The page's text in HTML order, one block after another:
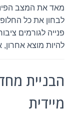
מאד את המצב
לבחון את כל
פנייה לגורמים
להיות מוצא
הבניית
מיידית